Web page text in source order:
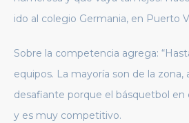
ido al colegio Germania, en Puerto
Sobre la competencia agrega:
equipos. La mayoría son de la zona,
desafiante porque el básquetbol en
y es muy competitivo.